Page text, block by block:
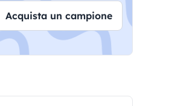
Acquista un campione